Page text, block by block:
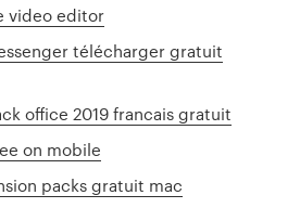
video editor
télécharger gratuit
office 2019 francais gratuit
on mobile
packs gratuit mac